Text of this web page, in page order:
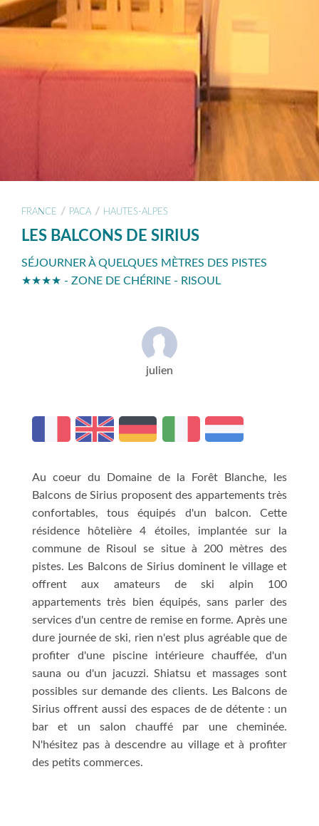
FRANCE / PACA / HAUTES-ALPES
LES BALCONS DE SIRIUS
SÉJOURNER À QUELQUES MÈTRES DES PISTES
★★★★ - ZONE DE CHÉRINE - RISOUL
julien
Au coeur du Domaine de la Forêt Blanche, les
Balcons de Sirius proposent des appartements très
confortables, tous équipés d'un balcon. Cette
résidence hôtelière 4 étoiles, implantée sur la
commune de Risoul se situe à 200 mètres des
pistes. Les Balcons de Sirius dominent le village et
offrent aux amateurs de ski alpin 100
appartements très bien équipés, sans parler des
services d'un centre de remise en forme. Après une
dure journée de ski, rien n'est plus agréable que de
profiter d'une piscine intérieure chauffée, d'un
sauna ou d'un jacuzzi. Shiatsu et massages sont
possibles sur demande des clients. Les Balcons de
Sirius offrent aussi des espaces de de détente : un
bar et un salon chauffé par une cheminée.
N'hésitez pas à descendre au village et à profiter
des petits commerces.